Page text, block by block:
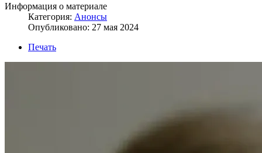
Информация о материале
Категория: Анонсы
Опубликовано: 27 мая 2024
Печать